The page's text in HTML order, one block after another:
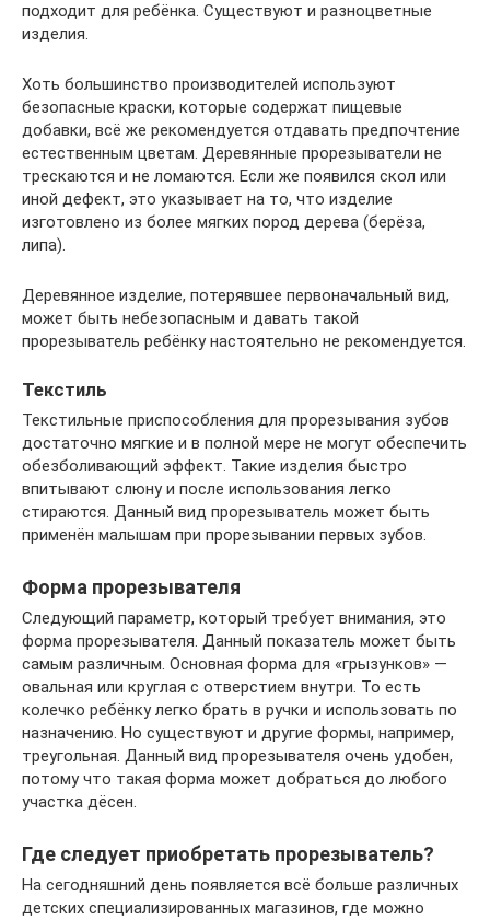
подходит для ребёнка. Существуют и разноцветные
изделия.
Хоть большинство производителей используют
безопасные краски, которые содержат пищевые
добавки, всё же рекомендуется отдавать предпочтение
естественным цветам. Деревянные прорезыватели не
трескаются и не ломаются. Если же появился скол или
иной дефект, это указывает на то, что изделие
изготовлено из более мягких пород дерева (берёза,
липа).
Деревянное изделие, потерявшее первоначальный вид,
может быть небезопасным и давать такой
прорезыватель ребёнку настоятельно не рекомендуется.
Текстиль
Текстильные приспособления для прорезывания зубов
достаточно мягкие и в полной мере не могут обеспечить
обезболивающий эффект. Такие изделия быстро
впитывают слюну и после использования легко
стираются. Данный вид прорезыватель может быть
применён малышам при прорезывании первых зубов.
Форма прорезывателя
Следующий параметр, который требует внимания, это
форма прорезывателя. Данный показатель может быть
самым различным. Основная форма для «грызунков» —
овальная или круглая с отверстием внутри. То есть
колечко ребёнку легко брать в ручки и использовать по
назначению. Но существуют и другие формы, например,
треугольная. Данный вид прорезывателя очень удобен,
потому что такая форма может добраться до любого
участка дёсен.
Где следует приобретать прорезыватель?
На сегодняшний день появляется всё больше различных
детских специализированных магазинов, где можно